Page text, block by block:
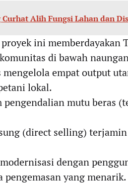
Alih Fungsi Lahan dan
ini memberdayakan
di bawah
empat output
lokal.
mutu beras
(direct selling)
dengan
yang menarik.